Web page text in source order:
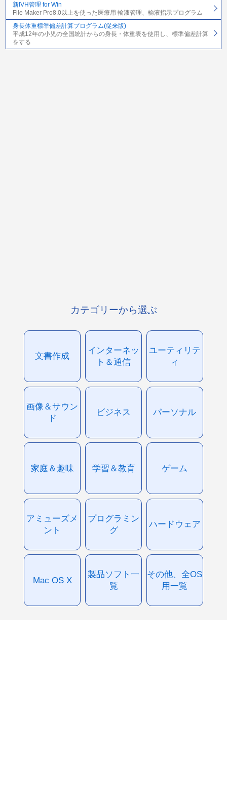
新IVH管理 for Win
File Maker Pro8.0以上を使った医療用 輸液管理、輸液指示プログラム
身長体重標準偏差計算プログラム(従来版)
平成12年の小児の全国統計からの身長・体重表を使用し、標準偏差計算
をする
カテゴリーから選ぶ
文書作成
インターネッ
ト＆通信
ユーティリテ
ィ
画像＆サウン
ド
ビジネス パーソナル
家庭＆趣味 学習＆教育 ゲーム
アミューズメ
ント
プログラミン
グ
ハードウェア
Mac OS X
製品ソフト一
覧
その他、全OS
用一覧